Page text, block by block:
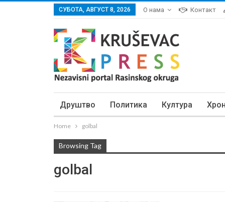
СУБОТА, АВГУСТ 8, 2026 О нама Контакт
Друштво Политика Култура
Home golbal
Browsing Tag
golbal